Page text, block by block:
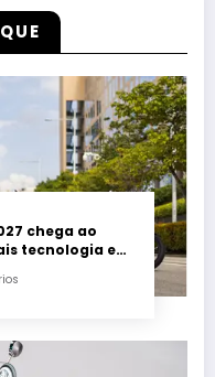
chega ao
tecnologia e